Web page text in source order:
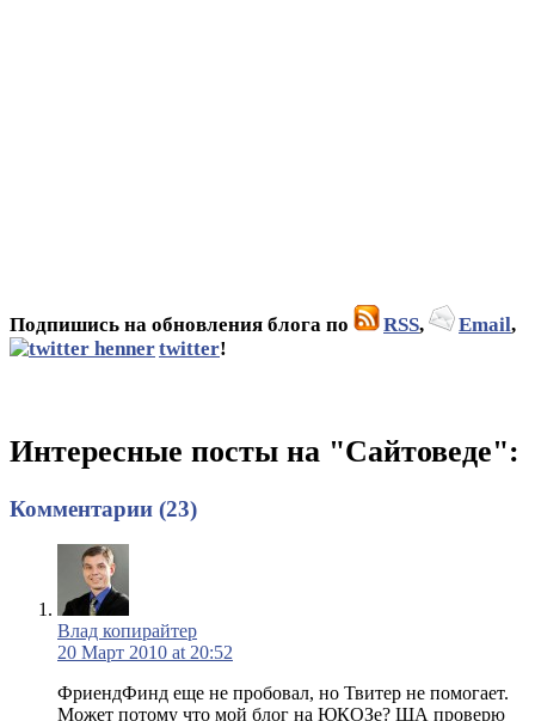
Подпишись на обновления блога по RSS, Email,
twitter!
Интересные посты на "Сайтоведе":
Комментарии (23)
Влад копирайтер
20 Март 2010 at 20:52
ФриендФинд еще не пробовал, но Твитер не помогает.
Может потому что мой блог на ЮКОЗе? ЩА проверю